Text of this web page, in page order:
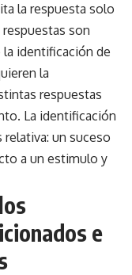
la respuesta solo
son
identificación de
la
respuestas
La identificación
relativa: un suceso
a un estimulo y
e